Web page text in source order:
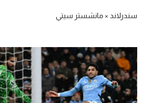
سندرلاند × مانشستر سيتي